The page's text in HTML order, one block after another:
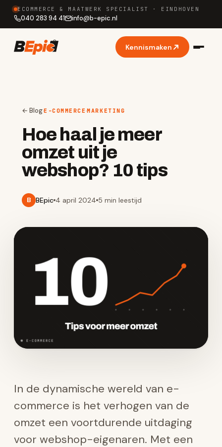
ECOMMERCE & MAATWERK SPECIALIST · EINDHOVEN
040 283 94 41 info@b-epic.nl
Kennismaken
← Blog·E-COMMERCE·MARKETING
Hoe haal je meer
omzet uit je
webshop? 10 tips
B BEpic 4 april 2024 5 min leestijd
In de dynamische wereld van e-
commerce is het verhogen van de
omzet een voortdurende uitdaging
voor webshop-eigenaren. Met een